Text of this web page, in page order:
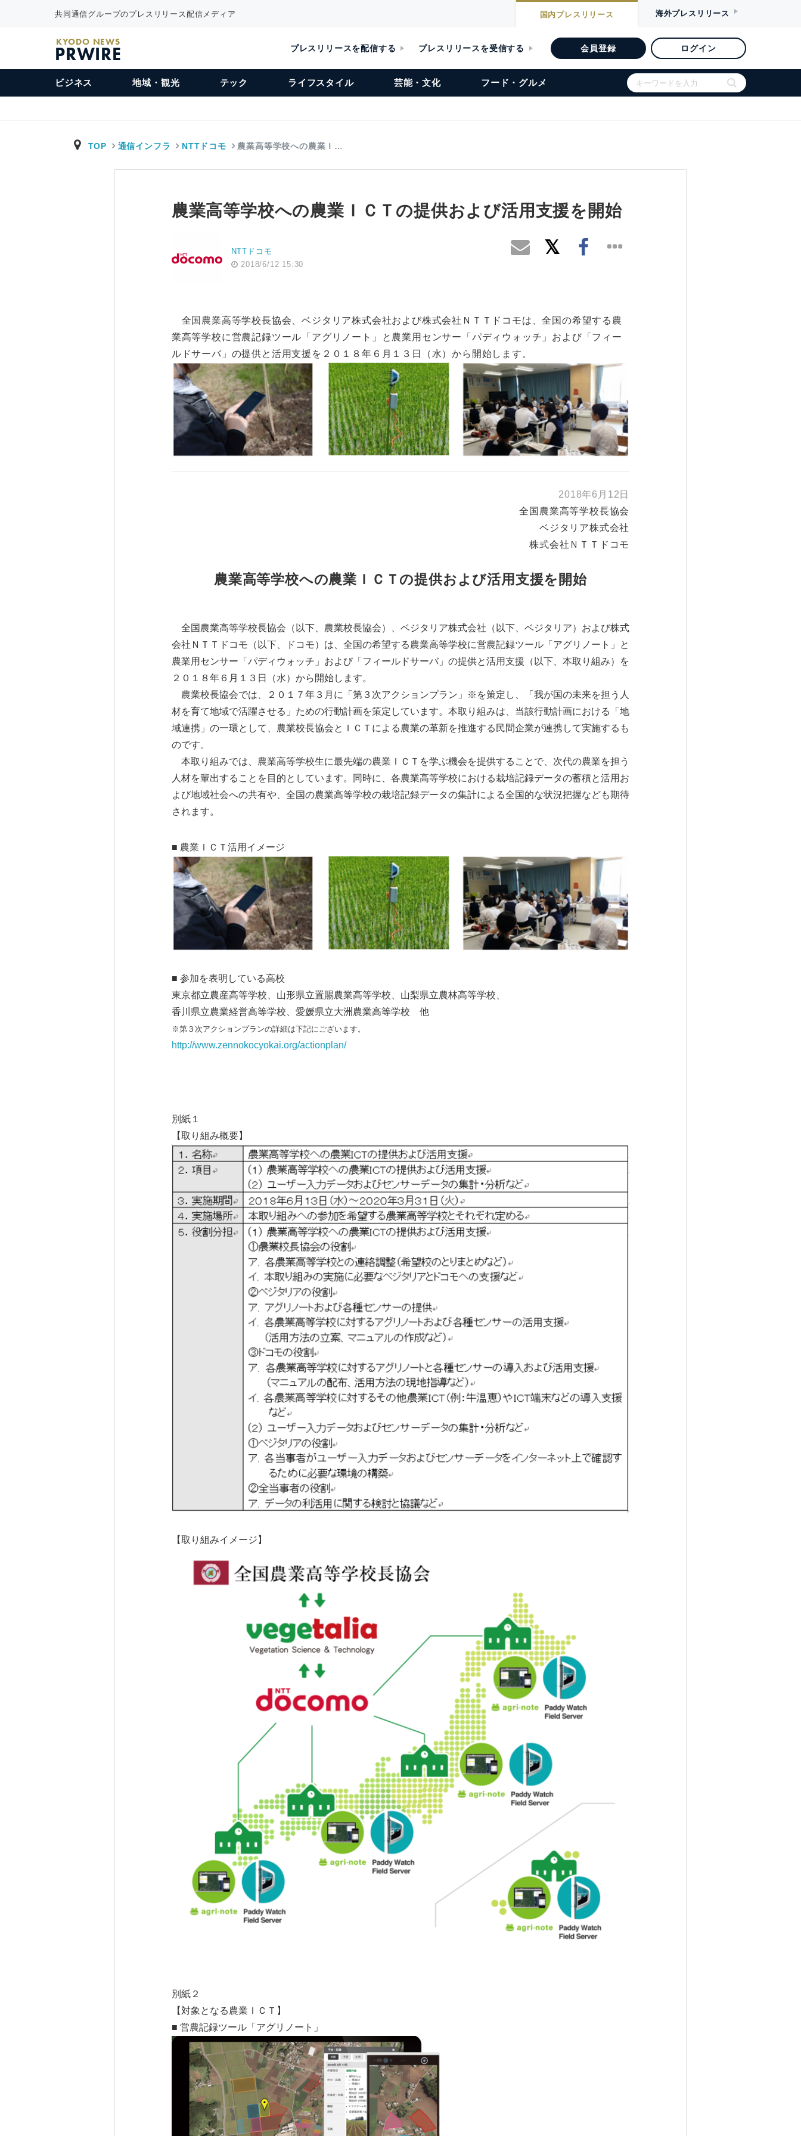
共同通信グループのプレスリリース配信メディア 国内プレスリリース 海外プレスリリース
KYODO NEWS
PRWIRE プレスリリースを配信する プレスリリースを受信する 会員登録 ログイン
ビジネス 地域・観光 テック ライフスタイル 芸能・文化 フード・グルメ
TOP 通信インフラ NTTドコモ 農業高等学校への農業Ｉ…
農業高等学校への農業ＩＣＴの提供および活用支援を開始
NTTドコモ
2018/6/12 15:30
全国農業高等学校長協会、ベジタリア株式会社および株式会社ＮＴＴドコモは、全国の希望する農
業高等学校に営農記録ツール「アグリノート」と農業用センサー「パディウォッチ」および「フィー
ルドサーバ」の提供と活用支援を２０１８年６月１３日（水）から開始します。
2018年6月12日
全国農業高等学校長協会
ベジタリア株式会社
株式会社ＮＴＴドコモ
農業高等学校への農業ＩＣＴの提供および活用支援を開始
全国農業高等学校長協会（以下、農業校長協会）、ベジタリア株式会社（以下、ベジタリア）および株式
会社ＮＴＴドコモ（以下、ドコモ）は、全国の希望する農業高等学校に営農記録ツール「アグリノート」と
農業用センサー「パディウォッチ」および「フィールドサーバ」の提供と活用支援（以下、本取り組み）を
２０１８年６月１３日（水）から開始します。
農業校長協会では、２０１７年３月に「第３次アクションプラン」※を策定し、「我が国の未来を担う人
材を育て地域で活躍させる」ための行動計画を策定しています。本取り組みは、当該行動計画における「地
域連携」の一環として、農業校長協会とＩＣＴによる農業の革新を推進する民間企業が連携して実施するも
のです。
本取り組みでは、農業高等学校生に最先端の農業ＩＣＴを学ぶ機会を提供することで、次代の農業を担う
人材を輩出することを目的としています。同時に、各農業高等学校における栽培記録データの蓄積と活用お
よび地域社会への共有や、全国の農業高等学校の栽培記録データの集計による全国的な状況把握なども期待
されます。
■ 農業ＩＣＴ活用イメージ
■ 参加を表明している高校
東京都立農産高等学校、山形県立置賜農業高等学校、山梨県立農林高等学校、
香川県立農業経営高等学校、愛媛県立大洲農業高等学校 他
※第３次アクションプランの詳細は下記にございます。
http://www.zennokocyokai.org/actionplan/
別紙１
【取り組み概要】
【取り組みイメージ】
別紙２
【対象となる農業ＩＣＴ】
■ 営農記録ツール「アグリノート」
Japanese
English